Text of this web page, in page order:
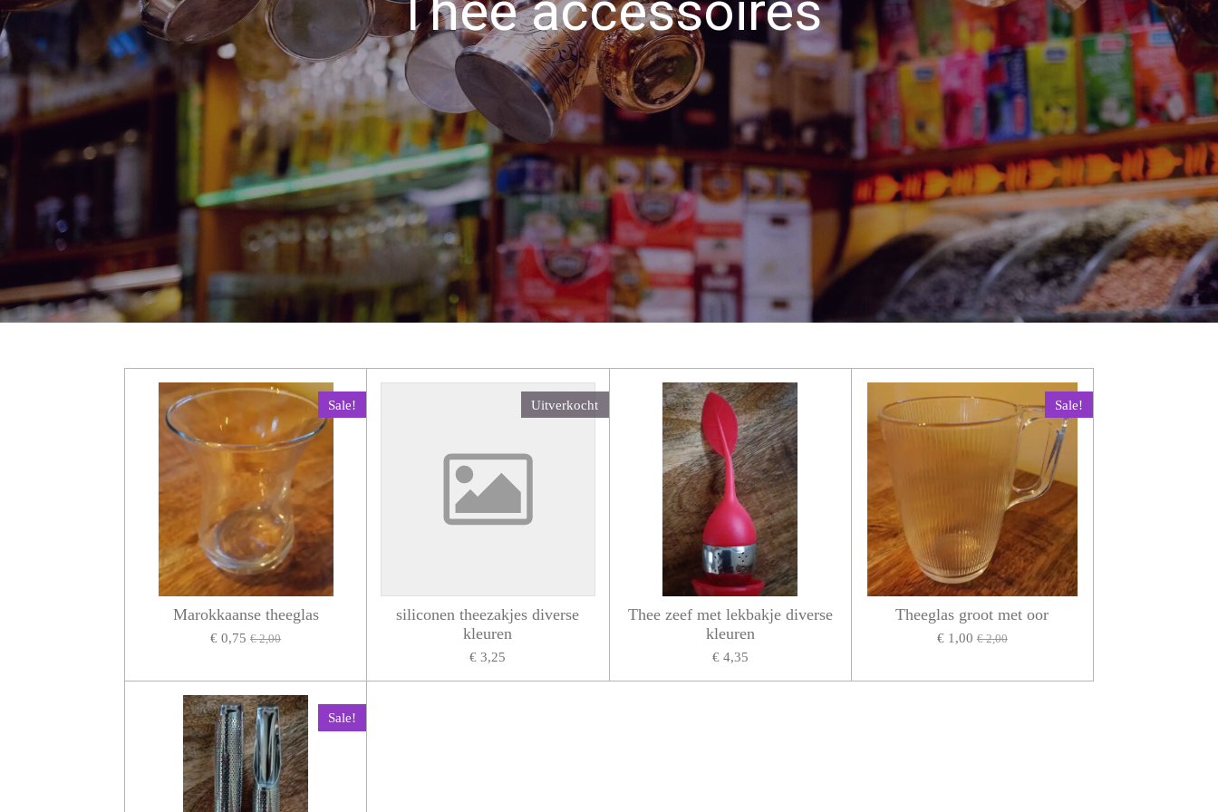
Sale!
Marokkaanse theeglas
€ 0,75 € 2,00
Uitverkocht
siliconen theezakjes diverse
kleuren
€ 3,25
Thee zeef met lekbakje diverse
kleuren
€ 4,35
Sale!
Theeglas groot met oor
€ 1,00 € 2,00
Sale!